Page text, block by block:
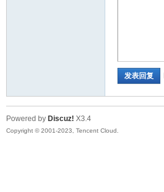
Bo
发表回复
Powered by Discuz! X3.4
Copyright © 2001-2023, Tencent Cloud.